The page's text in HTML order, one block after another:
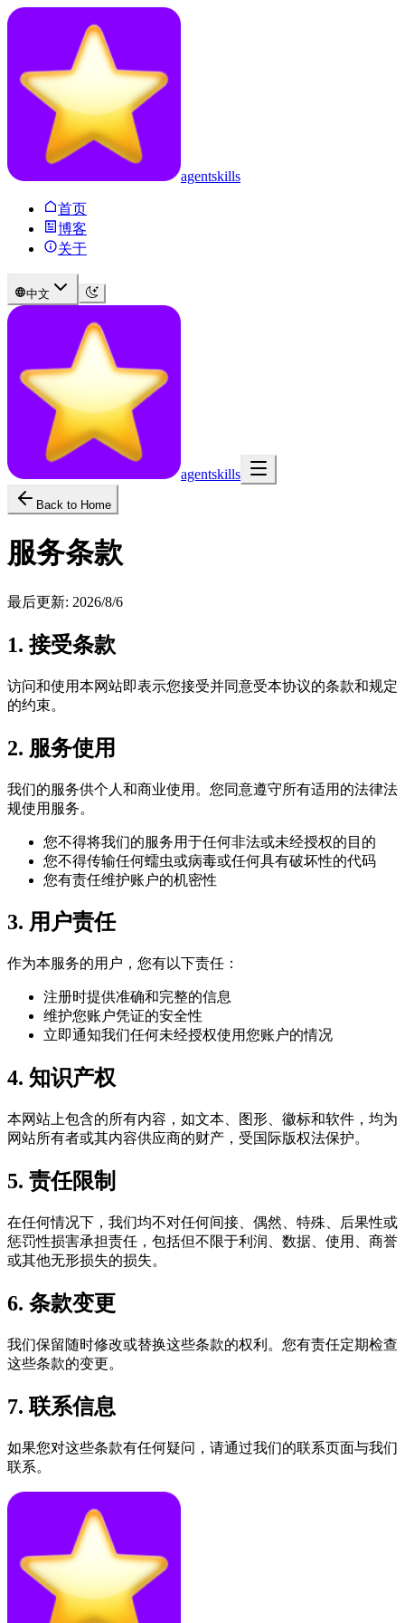
agentskills
首页
博客
关于
中文
agentskills
Back to Home
服务条款
最后更新: 2026/8/6
1. 接受条款
访问和使用本网站即表示您接受并同意受本协议的条款和规定
的约束。
2. 服务使用
我们的服务供个人和商业使用。您同意遵守所有适用的法律法
规使用服务。
您不得将我们的服务用于任何非法或未经授权的目的
您不得传输任何蠕虫或病毒或任何具有破坏性的代码
您有责任维护账户的机密性
3. 用户责任
作为本服务的用户，您有以下责任：
注册时提供准确和完整的信息
维护您账户凭证的安全性
立即通知我们任何未经授权使用您账户的情况
4. 知识产权
本网站上包含的所有内容，如文本、图形、徽标和软件，均为
网站所有者或其内容供应商的财产，受国际版权法保护。
5. 责任限制
在任何情况下，我们均不对任何间接、偶然、特殊、后果性或
惩罚性损害承担责任，包括但不限于利润、数据、使用、商誉
或其他无形损失的损失。
6. 条款变更
我们保留随时修改或替换这些条款的权利。您有责任定期检查
这些条款的变更。
7. 联系信息
如果您对这些条款有任何疑问，请通过我们的联系页面与我们
联系。